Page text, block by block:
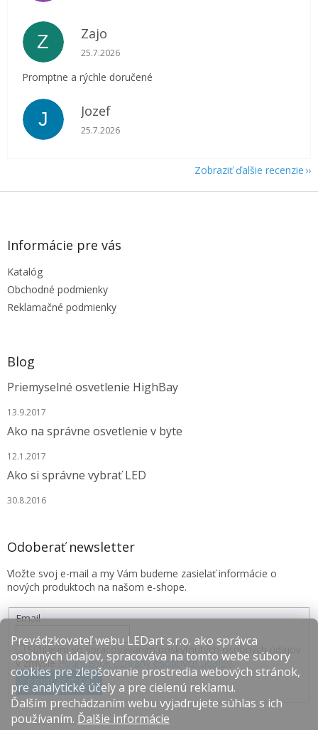
Prevádzkovateľ webu LEDart s.r.o. ako správca
osobných údajov, spracováva na tomto webe súbory
cookies pre zlepšovanie prostredia webových stránok,
pre analytické účely a pre cielenú reklamu.
Ďalším prechádzaním webu vyjadrujete súhlas s ich
používaním. Ďalšie informácie
Z Zajo
Hodnotenie obchodu je 5 z 5 hviezdičiek.
25.7.2026
Promptne a rýchle doručené
J Jozef
Hodnotenie obchodu je 5 z 5 hviezdičiek.
25.7.2026
Zobraziť ďalšie recenzie
Z
Informácie pre vás
Katalóg
Obchodné podmienky
Reklamačné podmienky
Blog
Priemyselné osvetlenie HighBay
13.9.2017
Ako na správne osvetlenie v byte
12.1.2017
Ako si správne vybrať LED
30.8.2016
Odoberať newsletter
Vložte svoj e-mail a my Vám budeme zasielať informácie o
nových produktoch na našom e-shope.
Email
Súhlasím so spracovávaním poskytnutých osobných údajov
v zmysle Podmienok ochrany osobných údajov.
PRIHLÁSIŤ SA